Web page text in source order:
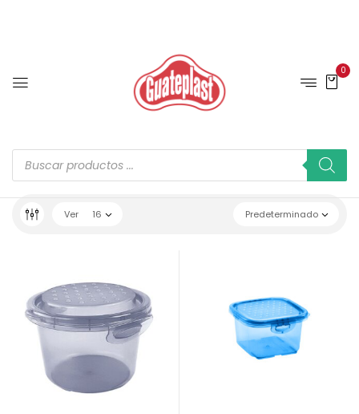
0
Predeterminado
Ver 16